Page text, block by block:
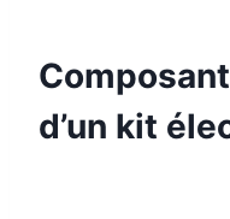
d’un kit